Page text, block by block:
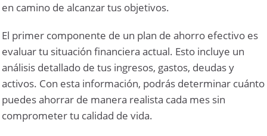
en camino de alcanzar tus objetivos.
El primer componente de un plan de ahorro efectivo es
evaluar tu situación financiera actual. Esto incluye un
análisis detallado de tus ingresos, gastos, deudas y
activos. Con esta información, podrás determinar cuánto
puedes ahorrar de manera realista cada mes sin
comprometer tu calidad de vida.